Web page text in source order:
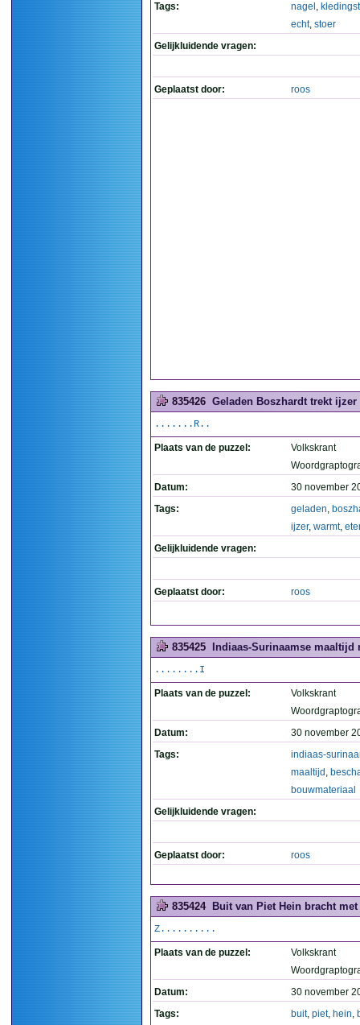
Tags:
nagel ,
echt, stoer
Gelijkluidende vragen:
Geplaatst door: roos
835426 Geladen Boszhardt trekt
.......R..
Plaats van de puzzel:
Volkskrant
Datum:
30 november
Tags:
geladen,
ijzer, warmt,
Gelijkluidende vragen:
Geplaatst door: roos
835425 Indiaas-Surinaamse
........I
Plaats van de puzzel:
Volkskrant
Datum:
30 november
Tags:
indiaas-
maaltijd ,
bouwmateriaal
Gelijkluidende vragen:
Geplaatst door: roos
835424 Buit van Piet Hein bracht
Z..........
Plaats van de puzzel:
Volkskrant
Datum:
30 november
Tags:
buit, piet, hein,